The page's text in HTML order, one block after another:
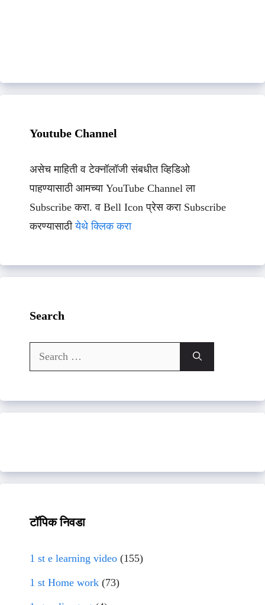
Youtube Channel
असेच माहिती व टेक्नॉलॉजी संबधीत व्हिडिओ
पाहण्यासाठी आमच्या YouTube Channel ला
Subscribe करा. व Bell Icon प्रेस करा Subscribe
करण्यासाठीयेथे क्लिक करा
Search
Search
for:
टॉपिक निवडा
1 st e learning video (155)
1 st Home work (73)